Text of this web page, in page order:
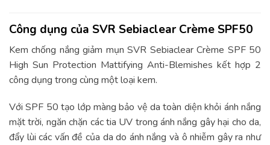
Công dụng của SVR Sebiaclear Crème SPF50
Kem chống nắng giảm mụn SVR Sebiaclear Crème SPF 50
High Sun Protection Mattifying Anti-Blemishes kết hợp 2
công dụng trong cùng một loại kem.
Với SPF 50 tạo lớp màng bảo vệ da toàn diện khỏi ánh nắng
mặt trời, ngăn chặn các tia UV trong ánh nắng gây hại cho da,
đẩy lùi các vấn đề của da do ánh nắng và ô nhiễm gây ra như